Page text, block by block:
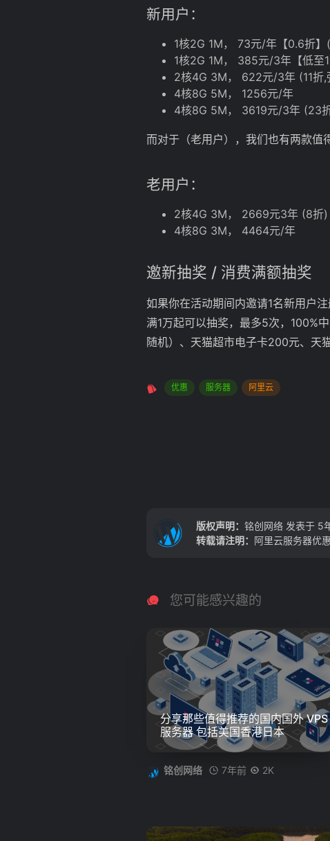
新用户：
1核2G 1M， 73元/年【0.6折】
1核2G 1M， 385元/3年【低至
2核4G 3M， 622元/3年 (11折,
4核8G 5M， 1256元/年
4核8G 5M， 3619元/3年 (23
而对于（老用户），我们也有两款值
老用户：
2核4G 3M， 2669元3年 (8折)
4核8G 3M， 4464元/年
邀新抽奖 / 消费满额抽奖
如果你在活动期间内邀请1名新用户
满1万起可以抽奖，最多5次，100%
随机）、天猫超市电子卡200元、天
优惠 服务器 阿里云
版权声明： 铭创网络 发表于 5
转载请注明： 阿里云服务器优
您可能感兴趣的
分享那些值得推荐的国内国外 VPS
服务器 包括美国香港日本
铭创网络 7年前 2K